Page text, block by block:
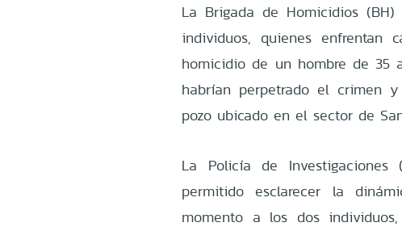
La Brigada de Homicidios
individuos, quienes enfrentan
homicidio de un hombre de 35
habrían perpetrado el crimen
pozo ubicado en el sector de
La Policía de
permitido esclarecer la
momento a los dos